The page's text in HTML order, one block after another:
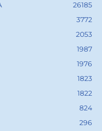
26185
3772
2053
1987
1976
1823
1822
824
296